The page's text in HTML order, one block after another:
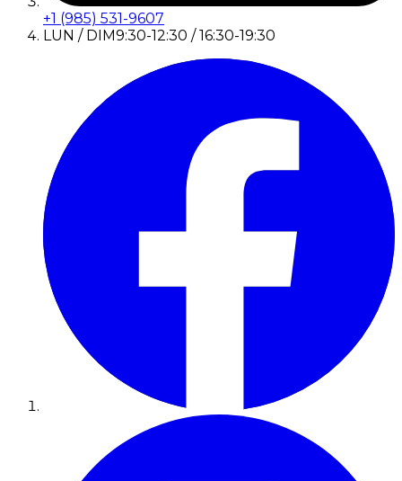
+1 (985) 531-9607
LUN / DIM9:30-12:30 / 16:30-19:30